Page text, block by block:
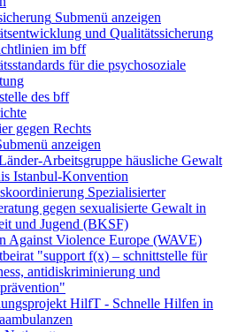
Submenü anzeigen
und Qualitätssicherung
im bff
für die psychosoziale
des bff
gegen Rechts
anzeigen
Arbeitsgruppe häusliche Gewalt
Istanbul-Konvention
Spezialisierter
gegen sexualisierte Gewalt in
und Jugend (BKSF)
Against Violence Europe (WAVE)
"support f(x) – schnittstelle für
antidiskriminierung und
HilfT - Schnelle Hilfen in